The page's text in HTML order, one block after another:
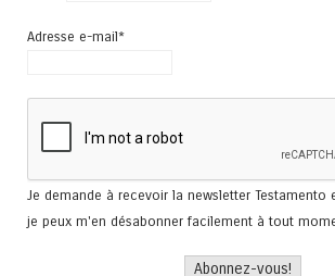
Adresse e-mail*
Je demande à recevoir la newsletter Testamento
je peux m'en désabonner facilement à tout